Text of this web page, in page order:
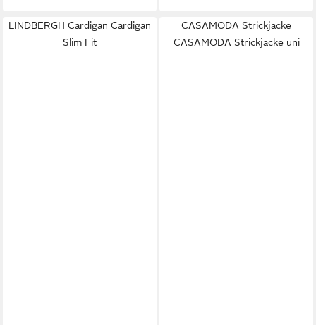
LINDBERGH Cardigan Cardigan
Slim Fit
CASAMODA Strickjacke
CASAMODA Strickjacke uni